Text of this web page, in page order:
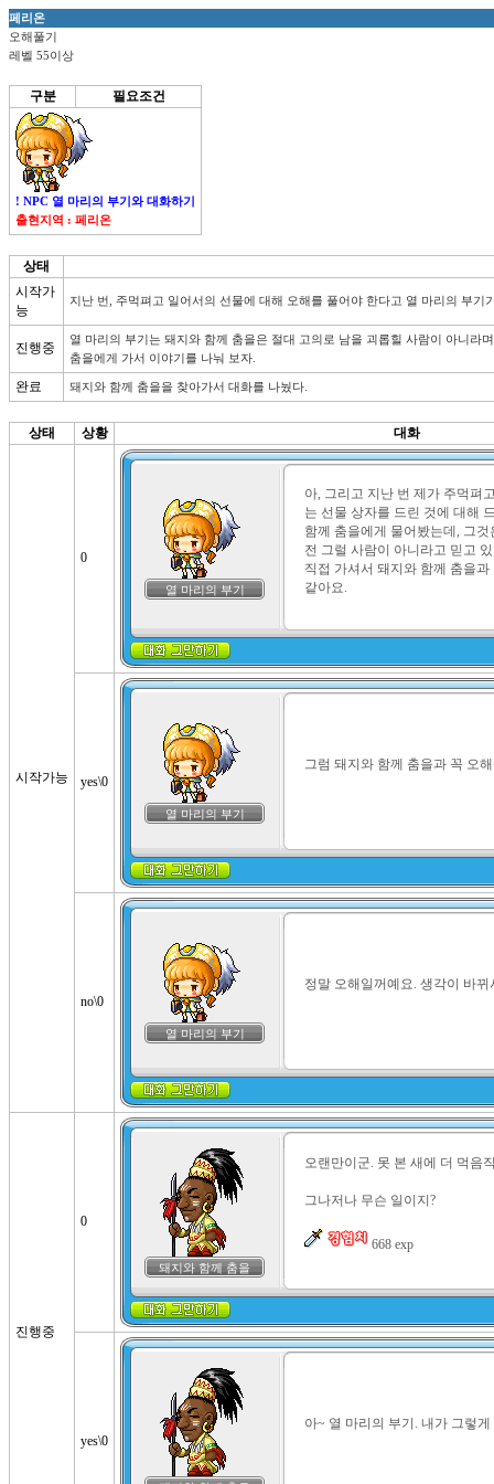
페리온
오해풀기
레벨 55이상
구분 필요조건
! NPC 열 마리의 부기와 대화하기
출현지역 : 페리온
상태
시작가
능
지난 번, 주먹펴고 일어서의 선물에 대해 오해를 풀어야 한다고 열 마리의 부기
진행중
열 마리의 부기는 돼지와 함께 춤을은 절대 고의로 남을 괴롭힐 사람이 아니
춤을에게 가서 이야기를 나눠 보자.
완료 돼지와 함께 춤을을 찾아가서 대화를 나눴다.
상태 상황 대화
시작가능
0
열 마리의 부기
아, 그리고 지난 번 제가 주먹펴
는 선물 상자를 드린 것에 대해
함께 춤을에게 물어봤는데, 그
전 그럴 사람이 아니라고 믿고
직접 가셔서 돼지와 함께 춤을
같아요.
yes\0
열 마리의 부기
그럼 돼지와 함께 춤을과 꼭 오
no\0
열 마리의 부기
정말 오해일꺼예요. 생각이 바
진행중
0
돼지와 함께 춤을
오랜만이군. 못 본 새에 더 먹음
그나저나 무슨 일이지?
668 exp
yes\0
아~ 열 마리의 부기. 내가 그렇